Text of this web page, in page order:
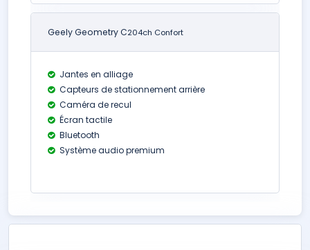
Geely Geometry C204ch Confort
Jantes en alliage
Capteurs de stationnement arrière
Caméra de recul
Écran tactile
Bluetooth
Système audio premium